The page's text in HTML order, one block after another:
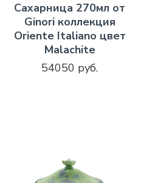
Сахарница 270мл от
Ginori коллекция
Oriente Italiano цвет
Malachite
54050 руб.